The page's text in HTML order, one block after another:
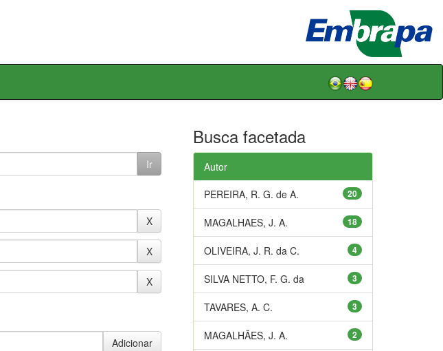
Busca facetada
Autor
20
PEREIRA, R. G. de A.
18
MAGALHAES, J. A.
4
OLIVEIRA, J. R. da C.
3
SILVA NETTO, F. G. da
3
TAVARES, A. C.
2
MAGALHÃES, J. A.